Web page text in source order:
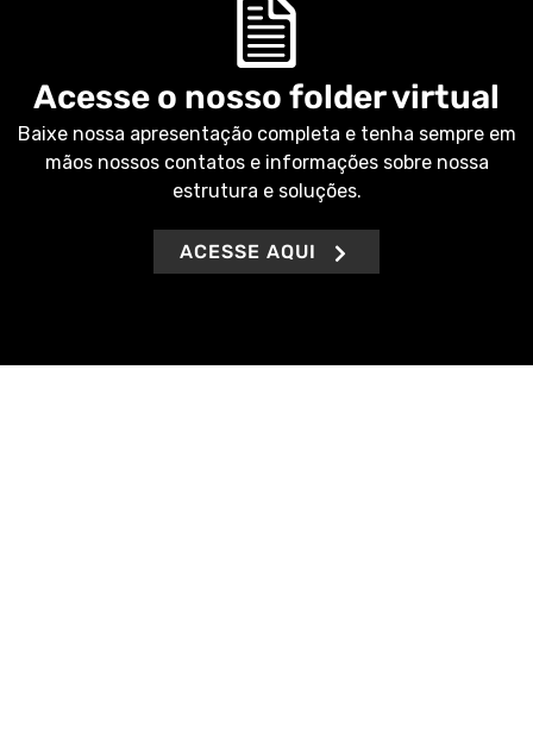
Acesse o nosso folder virtual
Baixe nossa apresentação completa e tenha sempre em
mãos nossos contatos e informações sobre nossa
estrutura e soluções.
ACESSE AQUI